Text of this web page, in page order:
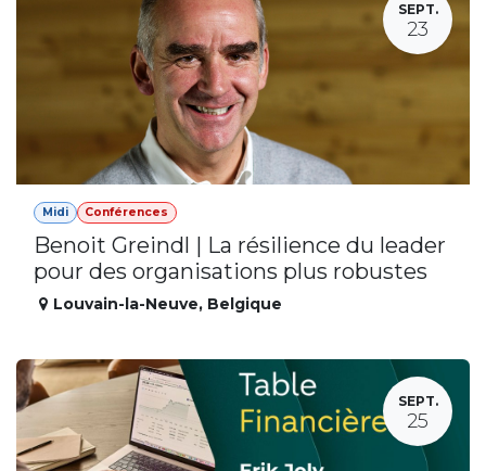
SEPT.
23
Midi Conférences
Benoit Greindl | La résilience du leader
pour des organisations plus robustes
Louvain-la-Neuve, Belgique
SEPT.
25